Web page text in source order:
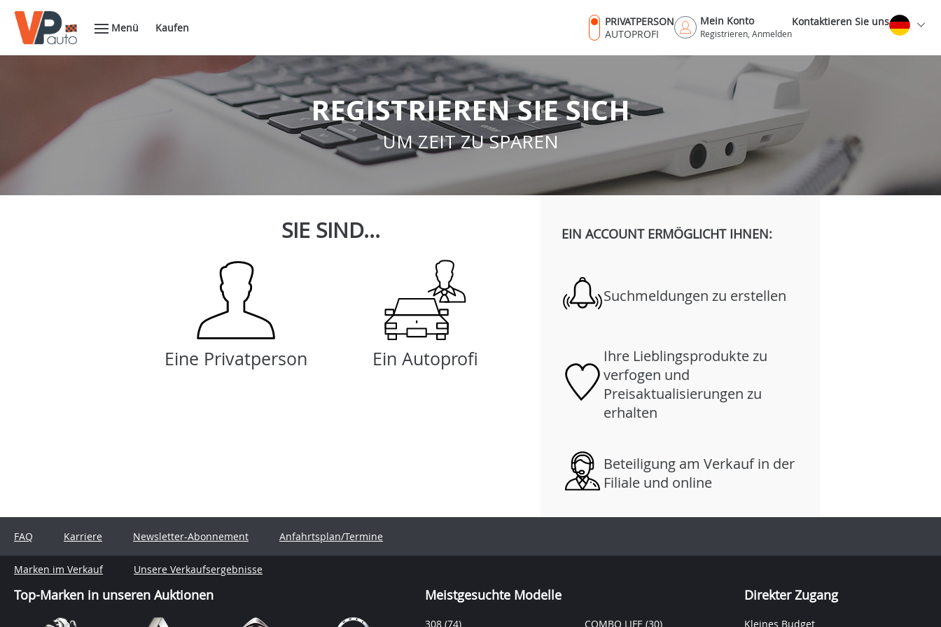
Menü Kaufen
PRIVATPERSON
AUTOPROFI
Mein Konto
Registrieren, Anmelden
Kontaktieren Sie uns
REGISTRIEREN SIE SICH
UM ZEIT ZU SPAREN
SIE SIND...
Eine Privatperson Ein Autoprofi
EIN ACCOUNT ERMÖGLICHT IHNEN:
Suchmeldungen zu erstellen
Ihre Lieblingsprodukte zu
verfogen und
Preisaktualisierungen zu
erhalten
Beteiligung am Verkauf in der
Filiale und online
FAQ Karriere Newsletter-Abonnement Anfahrtsplan/Termine
Marken im Verkauf Unsere Verkaufsergebnisse
Top-Marken in unseren Auktionen Meistgesuchte Modelle
308 (74) COMBO LIFE (30)
Direkter Zugang
Kleines Budget